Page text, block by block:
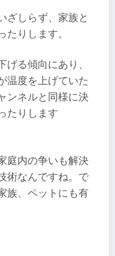
ざしらず、家族と
たりします。
げる傾向にあり、
温度を上げていた
ンネルと同様に決
たりします
庭内の争いも解決
術なんですね。で
族、ペットにも有